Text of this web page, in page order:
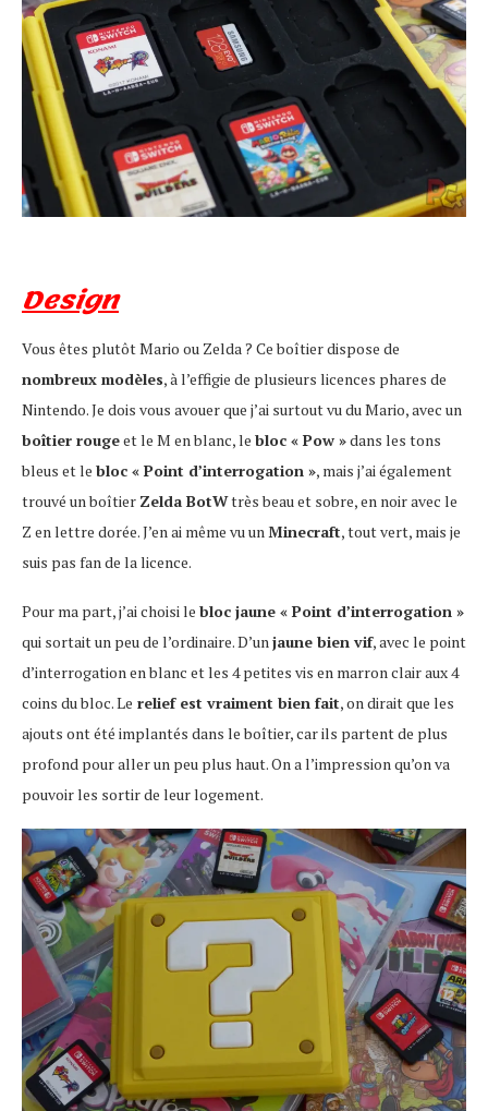
Design
Vous êtes plutôt Mario ou Zelda ? Ce boîtier dispose de
nombreux modèles, à l’effigie de plusieurs licences phares de
Nintendo. Je dois vous avouer que j’ai surtout vu du Mario, avec un
boîtier rougeet le M en blanc, le bloc « Pow »dans les tons
bleus et le bloc « Point d’interrogation », mais j’ai également
trouvé un boîtier Zelda BotWtrès beau et sobre, en noir avec le
Z en lettre dorée. J’en ai même vu unMinecraft, tout vert, mais je
suis pas fan de la licence.
Pour ma part, j’ai choisi le bloc jaune « Point d’interrogation »
qui sortait un peu de l’ordinaire. D’unjaune bien vif, avec le point
d’interrogation en blanc et les 4 petites vis en marron clair aux 4
coins du bloc. Le relief est vraiment bien fait, on dirait que les
ajouts ont été implantés dans le boîtier, car ils partent de plus
profond pour aller un peu plus haut. On a l’impression qu’on va
pouvoir les sortir de leur logement.